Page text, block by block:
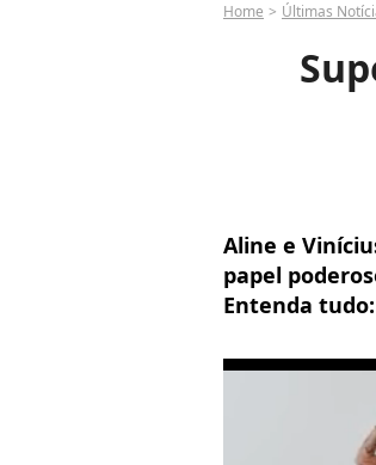
Home Últimas
Aline e
papel
Entenda tudo: